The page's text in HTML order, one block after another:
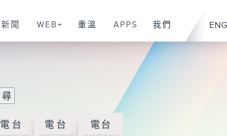
ENG
新聞 WEB+ 重溫 APPS 我們
電台 電台 電台